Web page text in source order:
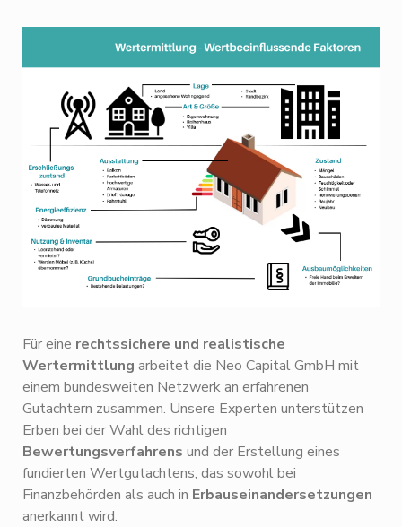
Für eine rechtssichere und realistische
Wertermittlung arbeitet die Neo Capital GmbH mit
einem bundesweiten Netzwerk an erfahrenen
Gutachtern zusammen. Unsere Experten unterstützen
Erben bei der Wahl des richtigen
Bewertungsverfahrens und der Erstellung eines
fundierten Wertgutachtens, das sowohl bei
Finanzbehörden als auch in Erbauseinandersetzungen
anerkannt wird.